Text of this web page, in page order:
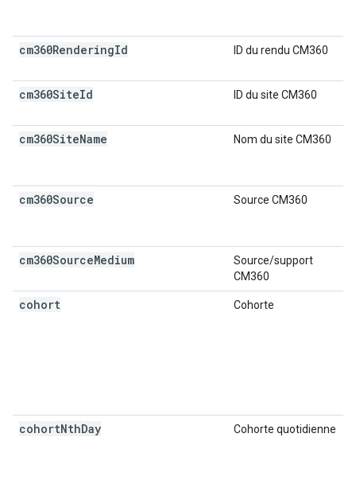
cm360RenderingId ID du rendu CM360
cm360SiteId ID du site CM360
cm360SiteName Nom du site CM360
cm360Source Source CM360
cm360SourceMedium
Source/support
CM360
cohort Cohorte
cohortNthDay Cohorte quotidienne